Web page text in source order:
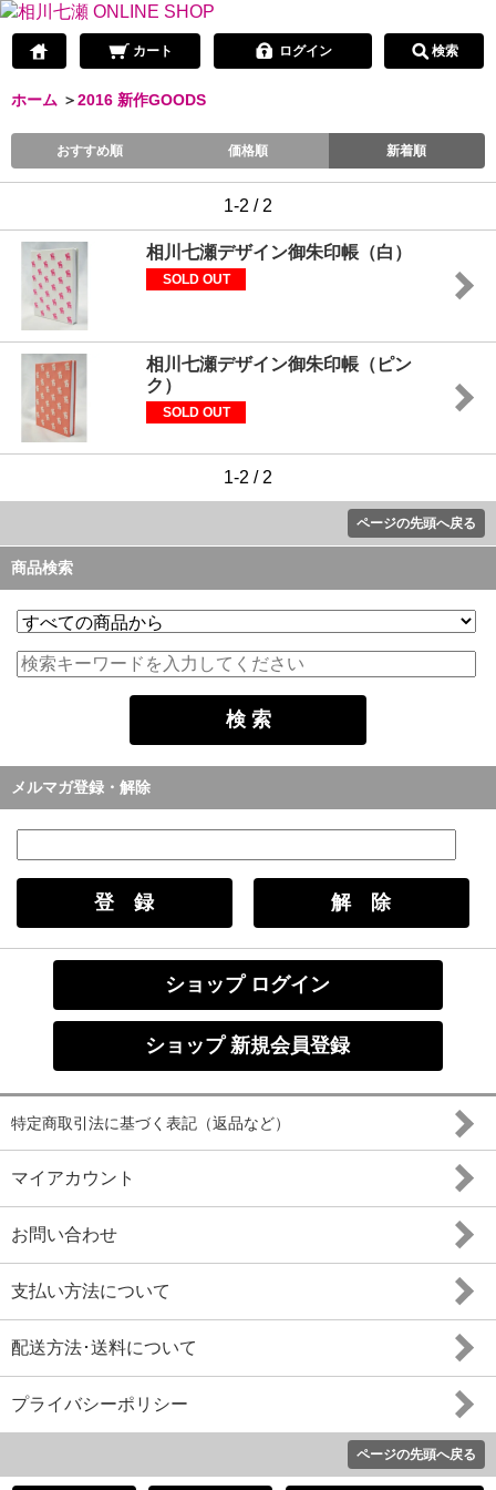
カート ログイン 検索
ホーム ＞2016 新作GOODS
おすすめ順 価格順 新着順
1-2 / 2
相川七瀬デザイン御朱印帳（白）
SOLD OUT
相川七瀬デザイン御朱印帳（ピン
ク）
SOLD OUT
1-2 / 2
ページの先頭へ戻る
商品検索
メルマガ登録・解除
ショップ ログイン
ショップ 新規会員登録
特定商取引法に基づく表記（返品など）
マイアカウント
お問い合わせ
支払い方法について
配送方法･送料について
プライバシーポリシー
ページの先頭へ戻る